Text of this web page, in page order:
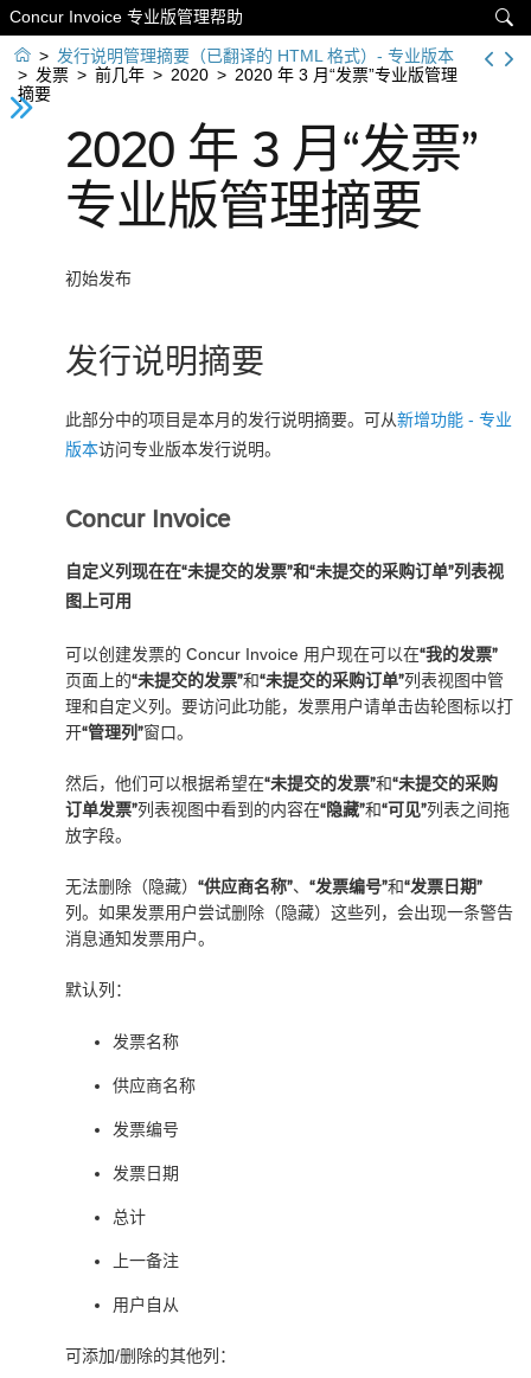

Concur Invoice 专业版管理帮助
 > 发行说明管理摘要（已翻译的 HTML 格式）- 专业版本
> 发票 > 前几年 > 2020 > 2020 年 3 月“发票”专业版管理
摘要
2020 年 3 月“发票”
专业版管理摘要
初始发布
发行说明摘要
此部分中的项目是本月的发行说明摘要。可从新增功能 - 专业
版本访问专业版本发行说明。
Concur Invoice
自定义列现在在“未提交的发票”和“未提交的采购订单”列表视
图上可用
可以创建发票的 Concur Invoice 用户现在可以在“我的发票”
页面上的“未提交的发票”和“未提交的采购订单”列表视图中管
理和自定义列。要访问此功能，发票用户请单击齿轮图标以打
开“管理列”窗口。
然后，他们可以根据希望在“未提交的发票”和“未提交的采购
订单发票”列表视图中看到的内容在“隐藏”和“可见”列表之间拖
放字段。
无法删除（隐藏） “供应商名称”、 “发票编号”和“发票日期”
列。如果发票用户尝试删除（隐藏）这些列，会出现一条警告
消息通知发票用户。
默认列：
发票名称
供应商名称
发票编号
发票日期
总计
上一备注
用户自从
可添加/删除的其他列：